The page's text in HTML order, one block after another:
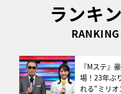
ランキ
RANKING
『Mステ』
場！23年ぶ
れる“ミリ